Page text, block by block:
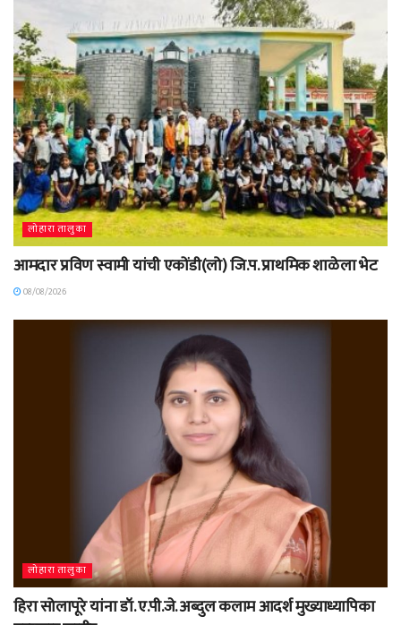
लोहारा तालुका
आमदार प्रविण स्वामी यांची एकोंडी(लो) जि.प. प्राथमिक शाळेला भेट
08/08/2026
लोहारा तालुका
हिरा सोलापूरे यांना डॉ. ए.पी.जे. अब्दुल कलाम आदर्श मुख्याध्यापिका